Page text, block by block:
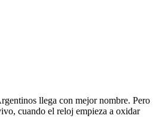
llega con mejor nombre. Pero
cuando el reloj empieza a oxidar